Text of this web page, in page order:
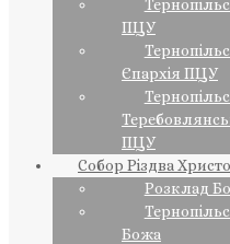
ПЦУ
Єпархія ПЦУ
ПЦУ
Собор Різдва
Розклад
Божа